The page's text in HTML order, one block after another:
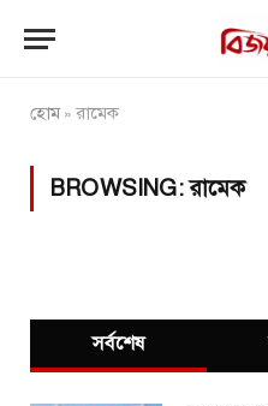
হোম» রামেক
BROWSING:রামেক
সর্বশেষ